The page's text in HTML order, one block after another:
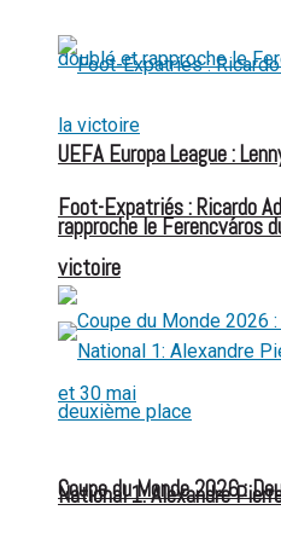
UEFA Europa League :
rapproche le Ferencváros
Coupe du Monde 2026 :
Foot-Expatriés : Ricardo
victoire
National 1: Alexandre